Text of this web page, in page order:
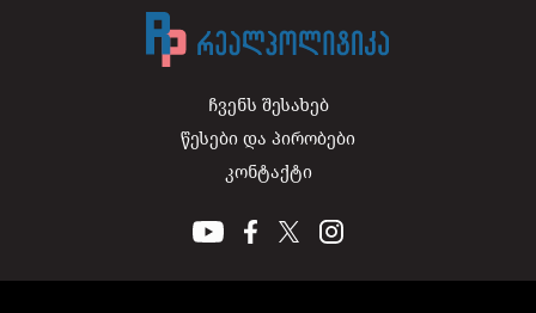
ჩვენს შესახებ
წესები და პირობები
კონტაქტი